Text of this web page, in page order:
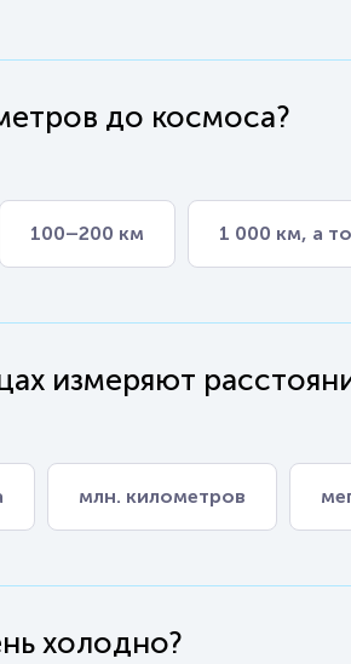
до космоса?
100–200 км 1 000 км, а
измеряют
млн. километров
холодно?